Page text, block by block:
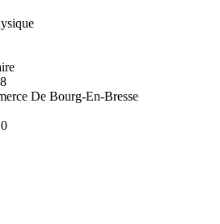
De Bourg-En-Bresse